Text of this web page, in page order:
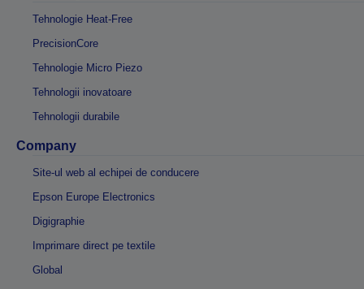
Tehnologie Heat-Free
PrecisionCore
Tehnologie Micro Piezo
Tehnologii inovatoare
Tehnologii durabile
Company
Site-ul web al echipei de conducere
Epson Europe Electronics
Digigraphie
Imprimare direct pe textile
Global